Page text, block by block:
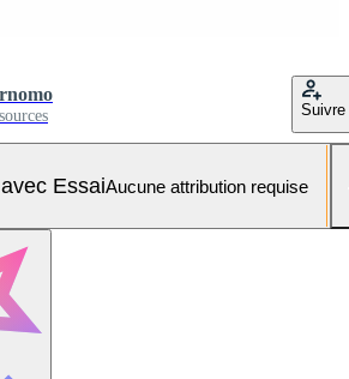
Suivre
EssaiAucune attribution requise